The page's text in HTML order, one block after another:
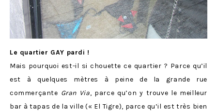
Le quartier GAY pardi !
Mais pourquoi est-il si chouette ce quartier ? Parce qu’il
est à quelques mètres à peine de la grande rue
commerçante Gran Via, parce qu’on y trouve le meilleur
bar à tapas de la ville (« El Tigre), parce qu’il est très bien